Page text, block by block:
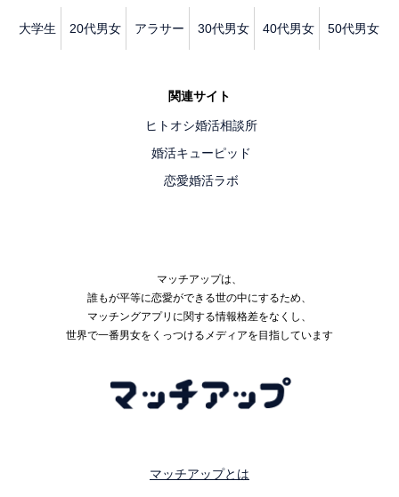
大学生 20代男女 アラサー 30代男女 40代男女 50代男女
関連サイト
ヒトオシ婚活相談所
婚活キューピッド
恋愛婚活ラボ
マッチアップは、
誰もが平等に恋愛ができる世の中にするため、
マッチングアプリに関する情報格差をなくし、
世界で一番男女をくっつけるメディアを目指しています
マッチアップとは